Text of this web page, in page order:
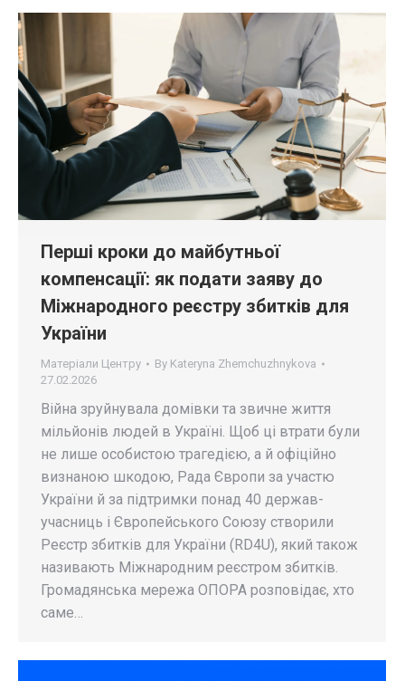
Перші кроки до майбутньої
компенсації: як подати заяву до
Міжнародного реєстру збитків для
України
Матеріали Центру By Kateryna Zhemchuzhnykova
27.02.2026
Війна зруйнувала домівки та звичне життя
мільйонів людей в Україні. Щоб ці втрати були
не лише особистою трагедією, а й офіційно
визнаною шкодою, Рада Європи за участю
України й за підтримки понад 40 держав-
учасниць і Європейського Союзу створили
Реєстр збитків для України (RD4U), який також
називають Міжнародним реєстром збитків.
Громадянська мережа ОПОРА розповідає, хто
саме…